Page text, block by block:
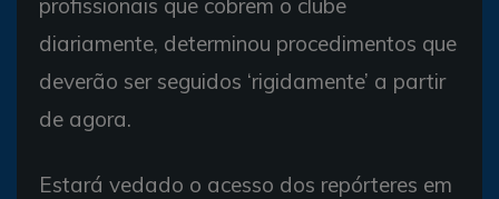
diariamente, determinou procedimentos que
deverão ser seguidos ‘rigidamente’ a partir
de agora.
Estará vedado o acesso dos repórteres em